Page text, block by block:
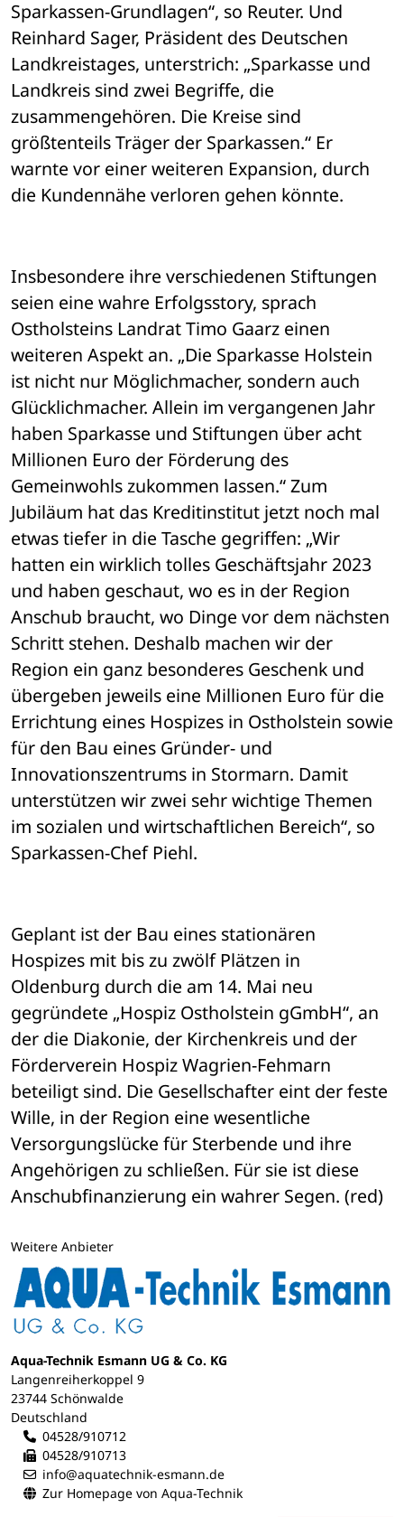
Sparkassen-Grundlagen“, so Reuter. Und
Reinhard Sager, Präsident des Deutschen
Landkreistages, unterstrich: „Sparkasse und
Landkreis sind zwei Begriffe, die
zusammengehören. Die Kreise sind
größtenteils Träger der Sparkassen.“ Er
warnte vor einer weiteren Expansion, durch
die Kundennähe verloren gehen könnte.
Insbesondere ihre verschiedenen Stiftungen
seien eine wahre Erfolgsstory, sprach
Ostholsteins Landrat Timo Gaarz einen
weiteren Aspekt an. „Die Sparkasse Holstein
ist nicht nur Möglichmacher, sondern auch
Glücklichmacher. Allein im vergangenen Jahr
haben Sparkasse und Stiftungen über acht
Millionen Euro der Förderung des
Gemeinwohls zukommen lassen.“ Zum
Jubiläum hat das Kreditinstitut jetzt noch mal
etwas tiefer in die Tasche gegriffen: „Wir
hatten ein wirklich tolles Geschäftsjahr 2023
und haben geschaut, wo es in der Region
Anschub braucht, wo Dinge vor dem nächsten
Schritt stehen. Deshalb machen wir der
Region ein ganz besonderes Geschenk und
übergeben jeweils eine Millionen Euro für die
Errichtung eines Hospizes in Ostholstein sowie
für den Bau eines Gründer- und
Innovationszentrums in Stormarn. Damit
unterstützen wir zwei sehr wichtige Themen
im sozialen und wirtschaftlichen Bereich“, so
Sparkassen-Chef Piehl.
Geplant ist der Bau eines stationären
Hospizes mit bis zu zwölf Plätzen in
Oldenburg durch die am 14. Mai neu
gegründete „Hospiz Ostholstein gGmbH“, an
der die Diakonie, der Kirchenkreis und der
Förderverein Hospiz Wagrien-Fehmarn
beteiligt sind. Die Gesellschafter eint der feste
Wille, in der Region eine wesentliche
Versorgungslücke für Sterbende und ihre
Angehörigen zu schließen. Für sie ist diese
Anschubfinanzierung ein wahrer Segen. (red)
Weitere Anbieter
Aqua-Technik Esmann UG & Co. KG
Langenreiherkoppel 9
23744 Schönwalde
Deutschland
04528/910712
04528/910713
info@aquatechnik-esmann.de
Zur Homepage von Aqua-Technik